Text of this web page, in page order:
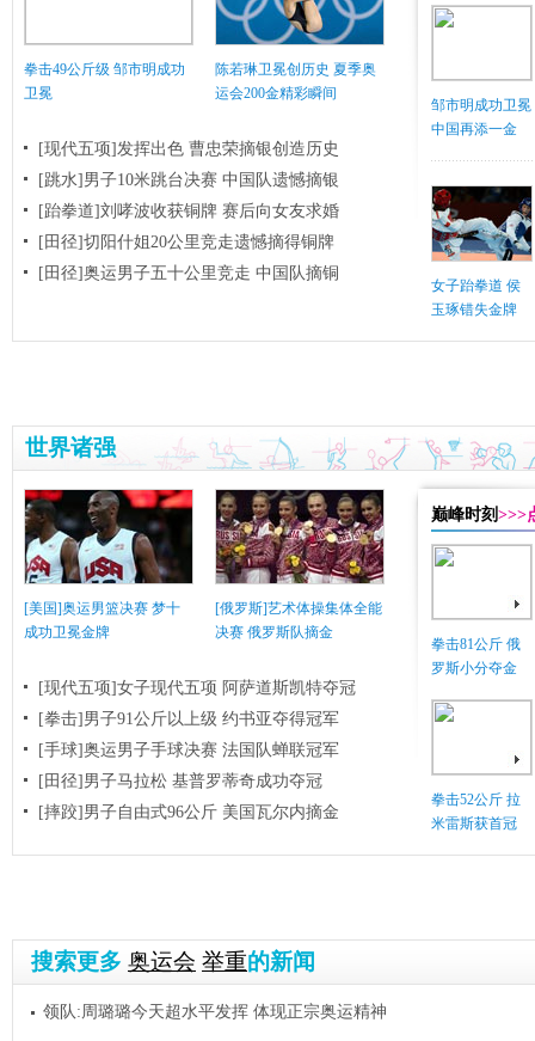
拳击49公斤级 邹市明成功
卫冕
陈若琳卫冕创历史 夏季奥
运会200金精彩瞬间
[现代五项]发挥出色 曹忠荣摘银创造历史
[跳水]男子10米跳台决赛 中国队遗憾摘银
[跆拳道]刘哮波收获铜牌 赛后向女友求婚
[田径]切阳什姐20公里竞走遗憾摘得铜牌
[田径]奥运男子五十公里竞走 中国队摘铜
邹市明成功卫冕
中国再添一金
女子跆拳道 侯
玉琢错失金牌
世界诸强
[美国]奥运男篮决赛 梦十
成功卫冕金牌
[俄罗斯]艺术体操集体全能
决赛 俄罗斯队摘金
[现代五项]女子现代五项 阿萨道斯凯特夺冠
[拳击]男子91公斤以上级 约书亚夺得冠军
[手球]奥运男子手球决赛 法国队蝉联冠军
[田径]男子马拉松 基普罗蒂奇成功夺冠
[摔跤]男子自由式96公斤 美国瓦尔内摘金
巅峰时刻>>>
拳击81公斤 俄
罗斯小分夺金
拳击52公斤 拉
米雷斯获首冠
搜索更多 奥运会 举重的新闻
领队:周璐璐今天超水平发挥 体现正宗奥运精神